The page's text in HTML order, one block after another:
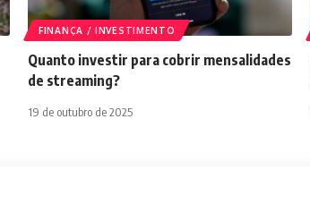
FINANÇA / INVESTIMENTO
Quanto investir para cobrir mensalidades
de streaming?
19 de outubro de 2025